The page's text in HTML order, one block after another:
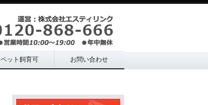
ペット飼育可 お問い合わせ